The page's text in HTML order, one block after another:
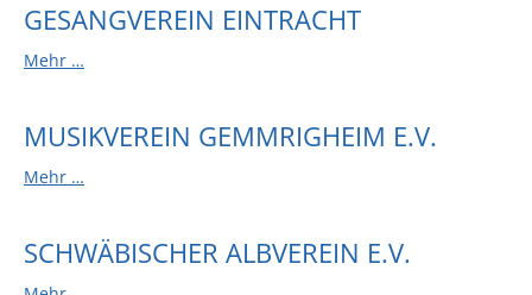
Karriere
ERLEBEN
Steillagen/Weinberge
GESANGVEREIN EINTRACHT
Mehr …
MUSIKVEREIN GEMMRIGHEIM E.V.
Mehr …
SCHWÄBISCHER ALBVEREIN E.V.